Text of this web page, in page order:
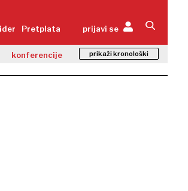
Pretplata prijavi se
konferencije prikaži kronološki